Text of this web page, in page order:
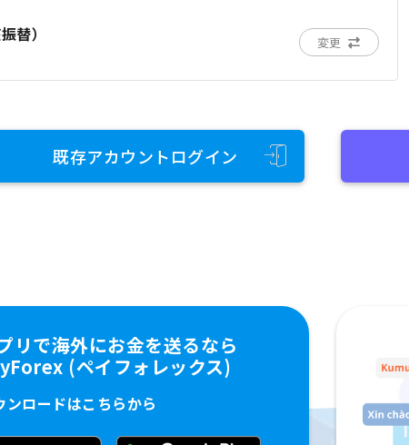
替） 変更
既存アカウントログイン
リで海外にお金を送るなら
(ペイフォレックス)
ンロードはこちらから